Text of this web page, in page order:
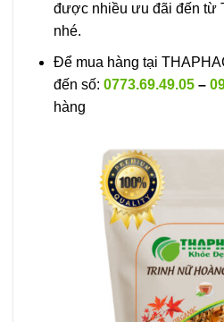
được nhiều ưu đãi đến từ
nhé.
Để mua hàng tại
đến số: 0773.69.49.05–
hàng